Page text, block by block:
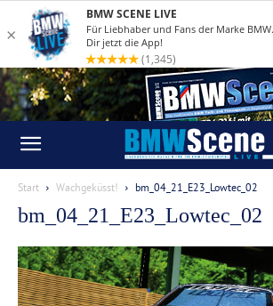
Start Wachgeküsst! bm_04_21_E23_Lowtec_02
bm_04_21_E23_Lowtec_02